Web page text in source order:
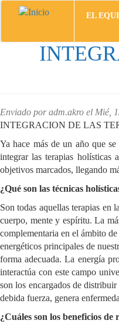
Pasar
principal
EL
Enviado poradm.akro el Mié,
INTEGRACION DE LAS
Ya hace más de un año que
integrar las terapias holísticas
objetivos marcados, llegando
¿Qué son las técnicas
Son todas aquellas terapias en
cuerpo, mente y espíritu. La
complementaria en el ámbito
energéticos principales de
forma adecuada. La energía
interactúa con este campo
son los encargados de
debida fuerza, genera
¿Cuáles son los beneficios